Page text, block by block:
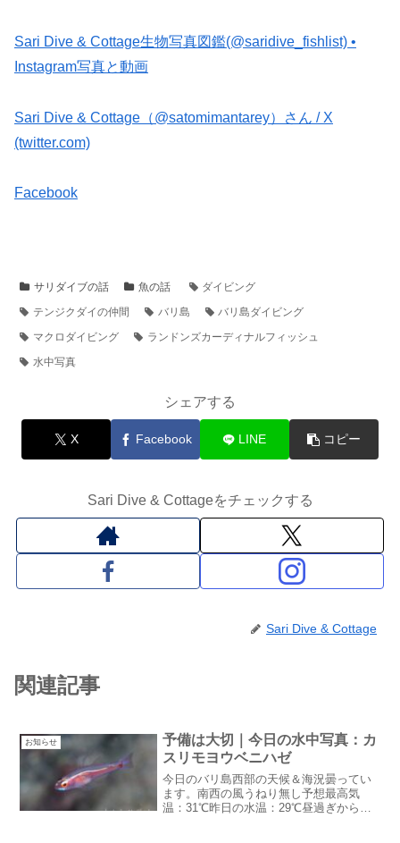
Sari Dive & Cottage生物写真図鑑(@saridive_fishlist) •
Instagram写真と動画
Sari Dive & Cottage（@satomimantarey）さん / X
(twitter.com)
Facebook
サリダイブの話 魚の話
ダイビング
テンジクダイの仲間
バリ島
バリ島ダイビング
マクロダイビング
ランドンズカーディナルフィッシュ
水中写真
シェアする
X Facebook LINE コピー
Sari Dive & Cottageをチェックする
Sari Dive & Cottage
関連記事
お知らせ
予備は大切｜今日の水中写真：カ
スリモヨウベニハゼ
今日のバリ島西部の天候＆海況曇ってい
ます。南西の風うねり無し予想最高気
温：31℃昨日の水温：29℃昼過ぎから雨